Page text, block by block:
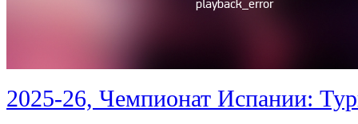
2025-26, Чемпионат Испании: